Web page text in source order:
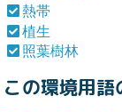
熱帯
植生
照葉樹林
この環境用語